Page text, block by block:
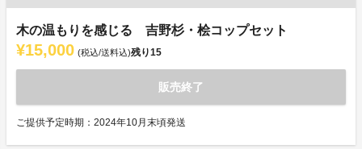
木の温もりを感じる 吉野杉・桧コップセット
¥15,000 (税込/送料込)残り15
販売終了
ご提供予定時期：2024年10月末頃発送